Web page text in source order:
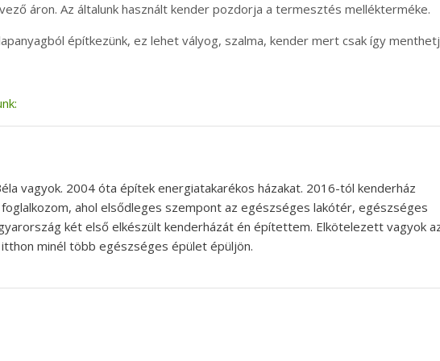
áron. Az általunk használt kender pozdorja a termesztés mellékterméke.
építkezünk, ez lehet vályog, szalma, kender mert csak így
vagyok. 2004 óta építek energiatakarékos házakat. 2016-tól kenderház
ahol elsődleges szempont az egészséges lakótér, egészséges
két első elkészült kenderházát én építettem. Elkötelezett vagyok
minél több egészséges épület épüljön.